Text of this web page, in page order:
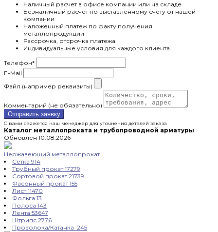
Наличный расчет в офисе компании или на складе
Безналичный расчет по выставленному счету от нашей
компании
Наложенный платеж по факту получения
металлопродукции
Рассрочка, отсрочка платежа
Индивидуальные условия для каждого клиента
Телефон*
E-Mail
Файл (например реквизиты)
Комментарий (не обязательно)
Отправить заявку
С вами свяжется наш менеджер для уточнения деталей заказа
Каталог металлопроката и трубопроводной арматуры
Обновлен 10.08.2026
Нержавеющий металлопрокат
Сетка 914
Трубный прокат17279
Сортовой прокат21739
Фасонный прокат155
Лист11470
Фольга 13
Полоса 143
Лента 53647
Штрипс 2776
Проволока/Катанка 245